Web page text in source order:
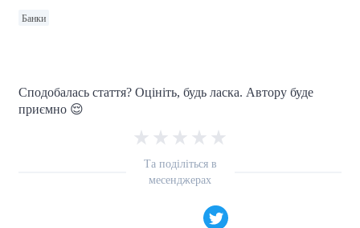
Банки
Сподобалась стаття? Оцініть, будь ласка. Автору буде
приємно 😌
Та поділіться в
месенджерах